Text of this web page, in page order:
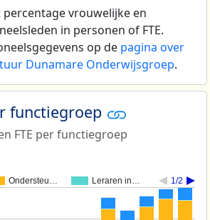
vrouwelijke en
in personen of FTE.
op de pagina over
Dunamare Onderwijsgroep.
functiegroep
FTE per functiegroep
Ondersteu… Leraren in… 1/2